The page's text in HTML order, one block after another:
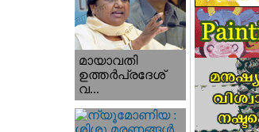
മായാവതി
ഉത്തര്‍പ്രദേശ്‌
വ...